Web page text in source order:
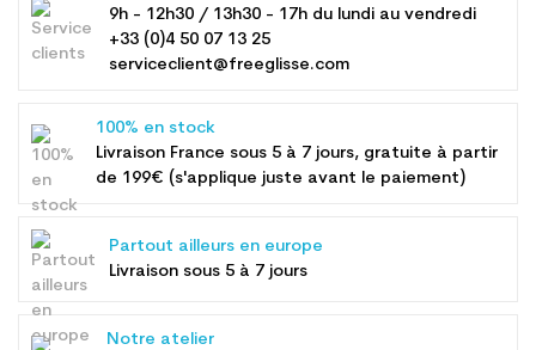
9h - 12h30 / 13h30 - 17h du lundi au vendredi
+33 (0)4 50 07 13 25
serviceclient@freeglisse.com
100% en stock
Livraison France sous 5 à 7 jours, gratuite à partir
de 199€ (s'applique juste avant le paiement)
Partout ailleurs en europe
Livraison sous 5 à 7 jours
Notre atelier